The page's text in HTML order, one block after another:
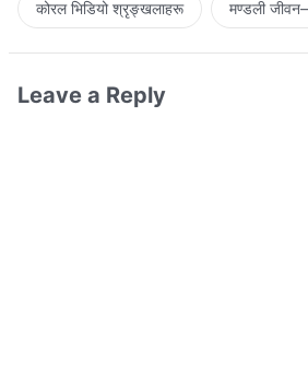
कोरल भिडियो श्रृङ्खलाहरू मण्डली
Leave a Reply